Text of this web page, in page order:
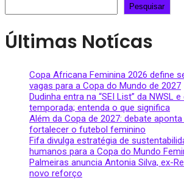
Pesquisar
Últimas Notícas
Copa Africana Feminina 2026 define
vagas para a Copa do Mundo de 2027
Dudinha entra na “SEI List” da NWSL
temporada; entenda o que significa
Além da Copa de 2027: debate
fortalecer o futebol feminino
Fifa divulga estratégia de
humanos para a Copa do Mundo
Palmeiras anuncia Antonia Silva, ex-
novo reforço